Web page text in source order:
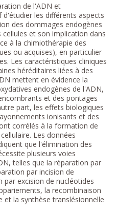
de l'ADN et
les différents aspects
des dommages endogènes
et son implication dans
à la chimiothérapie des
ou acquises), en particulier
Les caractéristiques cliniques
héréditaires liées à des
mettent en évidence la
endogènes de l'ADN,
et des pontages
part, les effets biologiques
ionisants et des
corrélés à la formation de
Les données
que l'élimination des
plusieurs voies
telles que la réparation par
par incision de
par excision de nucléotides
la recombinaison
la synthèse translésionnelle